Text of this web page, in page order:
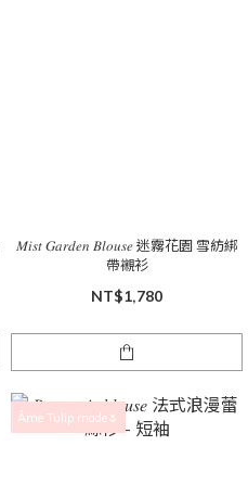
𝑀𝑖𝑠𝑡 𝐺𝑎𝑟𝑑𝑒𝑛 𝐵𝑙𝑜𝑢𝑠𝑒 迷霧花園 雪紡綁
帶襯衫
NT$1,780
Âme Tulip made🌷